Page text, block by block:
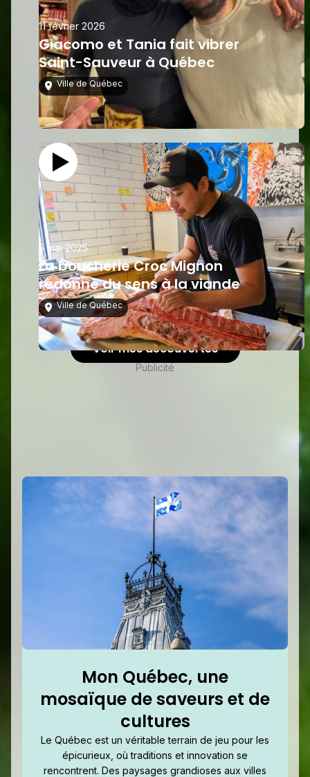
11 février 2026
Giacomo et Tania fait vibrer
Saint-Sauveur à Québec
Ville de Québec
5 mai 2025
La boucherie Croc Mignon
redonne du sens à la viande
Ville de Québec
Voir mes découvertes
Publicité
Mon Québec, une
mosaïque de saveurs et de
cultures
Le Québec est un véritable terrain de jeu pour les
épicurieux, où traditions et innovation se
rencontrent. Des paysages grandioses aux villes